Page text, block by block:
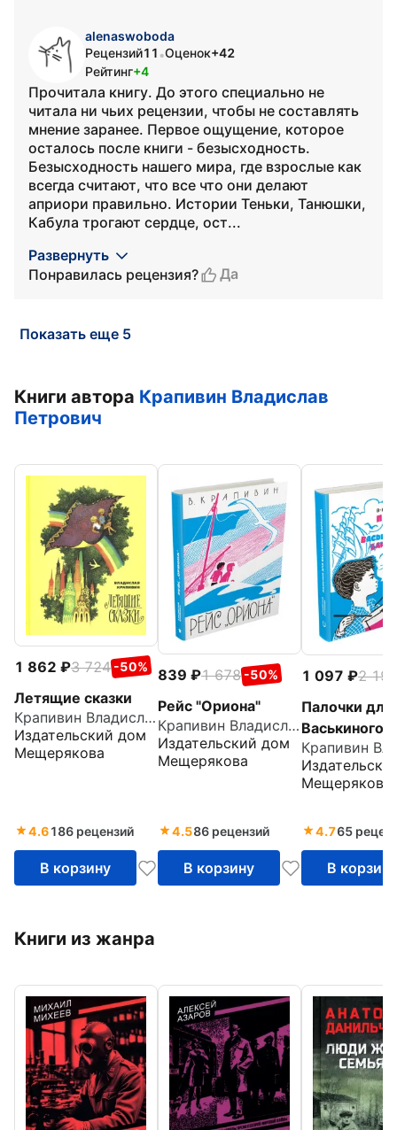
alenaswoboda
Рецензий11 •Оценок+42
Рейтинг+4
Прочитала книгу. До этого специально не
читала ни чьих рецензии, чтобы не составлять
мнение заранее. Первое ощущение, которое
осталось после книги - безысходность.
Безысходность нашего мира, где взрослые как
всегда считают, что все что они делают
априори правильно. Истории Теньки, Танюшки,
Кабула трогают сердце, ост...
Развернуть
Понравилась рецензия?
Да
Показать еще 5
Книги автора Крапивин Владислав
Петрович
1 862 3 724 -50%
Летящие сказки
Крапивин Владислав Петрович
Издательский дом
Мещерякова
4.6186 рецензий
В корзину
839 1 678 -50%
Рейс "Ориона"
Крапивин Владислав Петрович
Издательский дом
Мещерякова
4.586 рецензий
В корзину
1 097
2 194
Палочки для
Васькиного
барабана.
Рассказы
Мещерякова
4.765
В корзину
Книги из жанра